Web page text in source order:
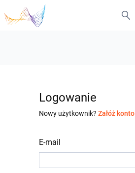
Logowanie
Nowy użytkownik? Załóż konto
E-mail